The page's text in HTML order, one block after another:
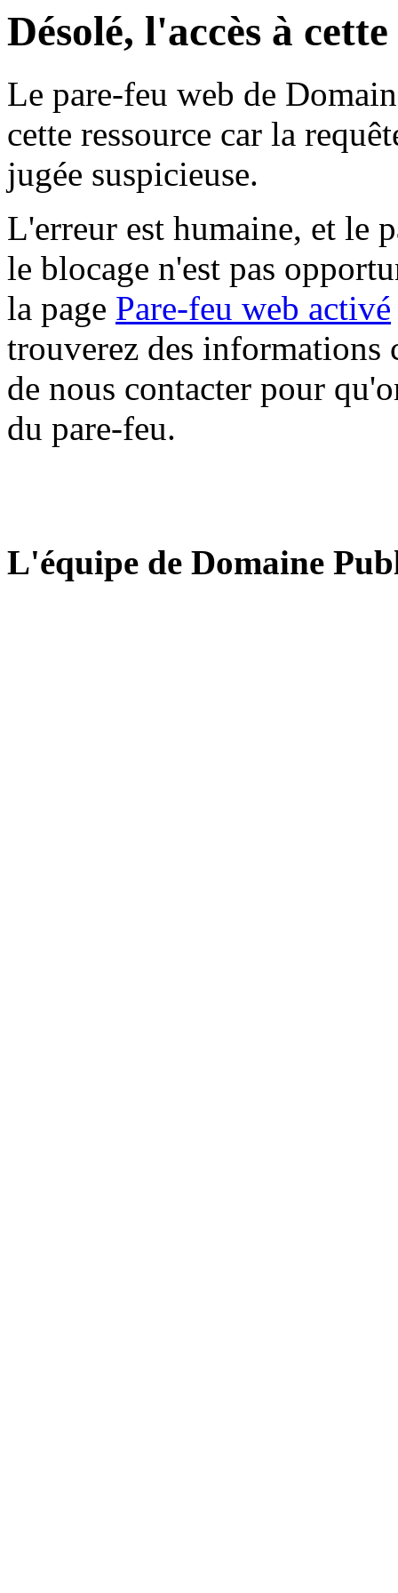
Désolé, l'accès à
Le pare-feu web de
cette ressource car la
jugée suspicieuse.
L'erreur est humaine, et le
le blocage n'est pas
la page Pare-feu web activé
trouverez des informations
de nous contacter pour
du pare-feu.
L'équipe de Domaine